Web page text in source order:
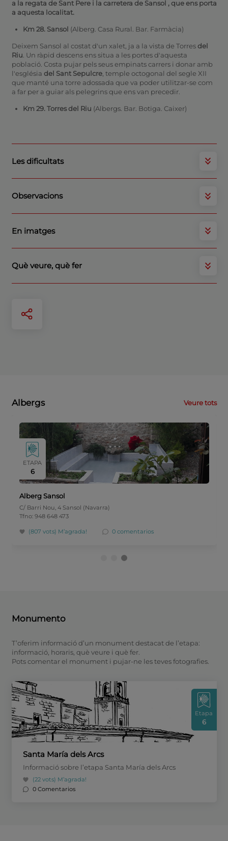
a la regata de Sant Perei la carretera de Sansol , que ens porta
a aquesta localitat.
Km 28. Sansol (Alberg. Casa Rural. Bar. Farmàcia)
Deixem Sansol al costat d'un xalet, ja a la vista de Torresdel
Riu . Un ràpid descens ens situa a les portes d'aquesta
població. Costa pujar pels seus empinats carrers i donar amb
l'església del Sant Sepulcre, temple octogonal del segle XII
que manté una torre adossada que va poder utilitzar-se com
a far per a guiar als pelegrins que ens van precedir.
Km 29. Torres del Riu (Albergs. Bar. Botiga. Caixer)
Les dificultats
Observacions
En imatges
Què veure, què fer
Albergs Veure tots
ETAPA
6
Alberg Sansol
C/ Barri Nou, 4 Sansol (Navarra)
Tfno: 948 648 473
(807 vots) M’agrada! 0 comentarios
Monumento
T’oferim informació d’un monument destacat de l’etapa:
informació, horaris, què veure i què fer.
Pots comentar el monument i pujar-ne les teves fotografies.
Etapa
6
Santa María dels Arcs
Informació sobre l’etapa Santa María dels Arcs
(22 vots) M’agrada!
0 Comentarios